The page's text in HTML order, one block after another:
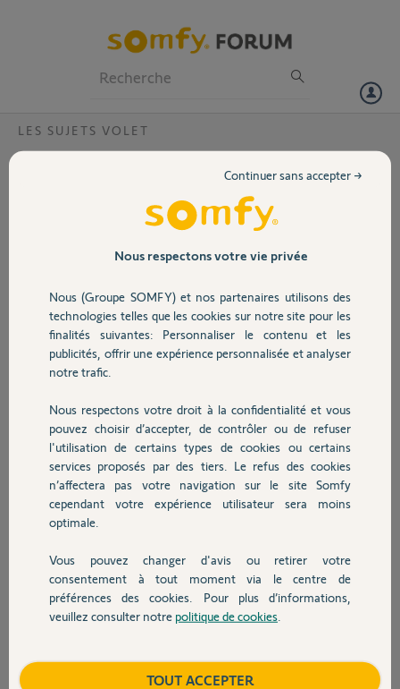
Volet
Sécurité
Domotique
Chauffage
Autres produits
Devis avec un pro
Contact
LES SUJETS VOLET
Volet roulant electrique (commande filaire)
Mon moteur de volet roulant ne lève plus le volet, la descente est ok,
Volet fermé, j'actionne le bouton (filaire) vers le haut, rien ne se
passe, mais en soulevant (aidant) le volet à la main vers le haut, le
moteur entraine peniblement le tout vers le haut.
Le moteur est capable de lever le volet de manière autonome
Dans un premier temps je dirais que le moteur est fatigué?
Le moteur doit avoir 15/17 ans...
Merci d avance pour vos conseils
Philippe
il y a plus de 2 ans
Participer au fil de discussion
Réponses
Nous respectons votre vie privée
Nous (Groupe SOMFY) et nos partenaires utilisons des
technologies telles que les cookies sur notre site pour les
finalités suivantes: Personnaliser le contenu et les
publicités, offrir une expérience personnalisée et analyser
notre trafic.
Nous respectons votre droit à la confidentialité et vous
pouvez choisir d’accepter, de contrôler ou de refuser
l'utilisation de certains types de cookies ou certains
services proposés par des tiers. Le refus des cookies
n’affectera pas votre navigation sur le site Somfy
cependant votre expérience utilisateur sera moins
optimale.
Vous pouvez changer d'avis ou retirer votre
consentement à tout moment via le centre de
préférences des cookies. Pour plus d’informations,
veuillez consulter notre politique de cookies
Continuer sans accepter →
TOUT ACCEPTER